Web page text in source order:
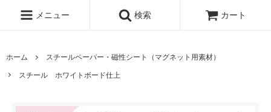
メニュー 検索 カート
ホーム
スチールペーパー・磁性シート（マグネット用素材）
スチール ホワイトボード仕上